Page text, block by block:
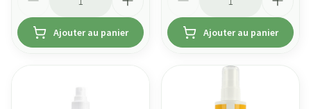
Ajouter au panier Ajouter au panier